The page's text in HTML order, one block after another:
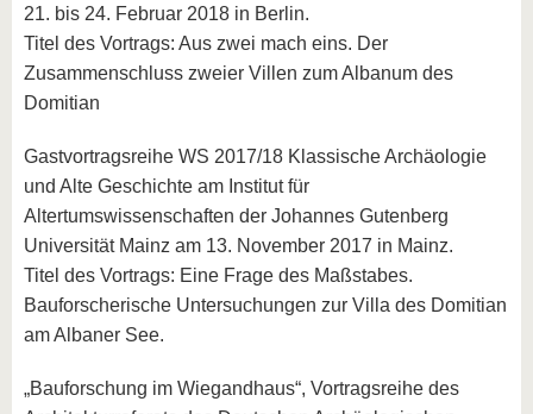
21. bis 24. Februar 2018 in Berlin.
Titel des Vortrags: Aus zwei mach eins. Der
Zusammenschluss zweier Villen zum Albanum des
Domitian
Gastvortragsreihe WS 2017/18 Klassische Archäologie
und Alte Geschichte am Institut für
Altertumswissenschaften der Johannes Gutenberg
Universität Mainz am 13. November 2017 in Mainz.
Titel des Vortrags: Eine Frage des Maßstabes.
Bauforscherische Untersuchungen zur Villa des Domitian
am Albaner See.
„Bauforschung im Wiegandhaus“, Vortragsreihe des